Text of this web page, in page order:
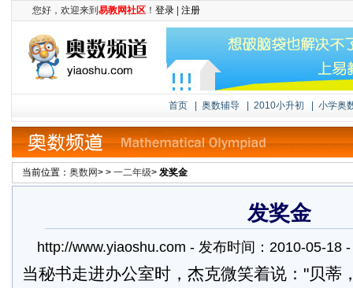
您好，欢迎来到 易教网社区 ！ 登录 注册
首页 奥数辅导 2010小升初 小学奥
当前位置： 奥数网> > 一二年级> 发奖金
发奖金
http://www.yiaoshu.com - 发布时间：2010-05-18
当秘书走进办公室时，杰克微笑着说："贝蒂